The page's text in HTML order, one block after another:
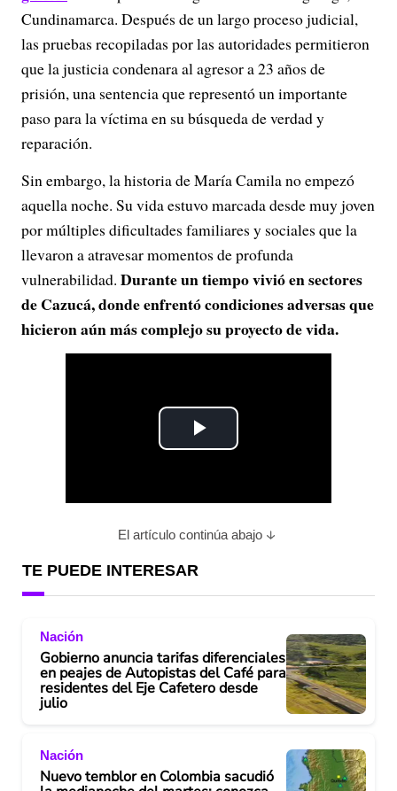
Cundinamarca. Después de un largo proceso judicial,
las pruebas recopiladas por las autoridades permitieron
que la justicia condenara al agresor a 23 años de
prisión, una sentencia que representó un importante
paso para la víctima en su búsqueda de verdad y
reparación.
Sin embargo, la historia de María Camila no empezó
aquella noche. Su vida estuvo marcada desde muy joven
por múltiples dificultades familiares y sociales que la
llevaron a atravesar momentos de profunda
vulnerabilidad. Durante un tiempo vivió en sectores
de Cazucá, donde enfrentó condiciones adversas que
hicieron aún más complejo su proyecto de vida.
P
a
i
d
o
El artículo continúa abajo
TE PUEDE INTERESAR
Nación
Gobierno anuncia tarifas diferenciales
en peajes de Autopistas del Café para
residentes del Eje Cafetero desde
julio
Nación
Nuevo temblor en Colombia sacudió